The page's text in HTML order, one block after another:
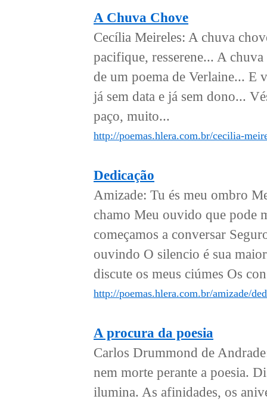
A Chuva Chove
Cecília Meireles: A chuva
pacifique, resserene... A
de um poema de Verlaine... E
já sem data e já sem dono...
paço, muito...
http://poemas.hlera.com.br/cecilia-
Dedicação
Amizade: Tu és meu ombro
chamo Meu ouvido que pode
começamos a conversar
ouvindo O silencio é sua
discute os meus ciúmes Os
http://poemas.hlera.com.br/amizade/
A procura da poesia
Carlos Drummond de
nem morte perante a poesia.
ilumina. As afinidades, os